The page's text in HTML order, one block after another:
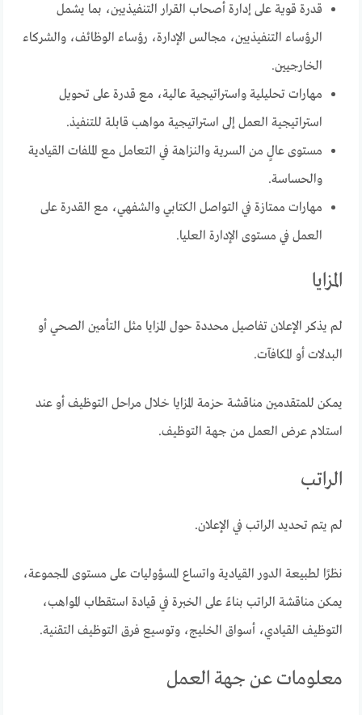
قدرة قوية على إدارة أصحاب القرار التنفيذيين، بما يشمل
الرؤساء التنفيذيين، مجالس الإدارة، رؤساء الوظائف، والشركاء
الخارجيين.
مهارات تحليلية واستراتيجية عالية، مع قدرة على تحويل
استراتيجية العمل إلى استراتيجية مواهب قابلة للتنفيذ.
مستوى عالٍ من السرية والنزاهة في التعامل مع الملفات القيادية
والحساسة.
مهارات ممتازة في التواصل الكتابي والشفهي، مع القدرة على
العمل في مستوى الإدارة العليا.
المزايا
لم يذكر الإعلان تفاصيل محددة حول المزايا مثل التأمين الصحي أو
البدلات أو المكافآت.
يمكن للمتقدمين مناقشة حزمة المزايا خلال مراحل التوظيف أو عند
استلام عرض العمل من جهة التوظيف.
الراتب
لم يتم تحديد الراتب في الإعلان.
نظرًا لطبيعة الدور القيادية واتساع المسؤوليات على مستوى المجموعة،
يمكن مناقشة الراتب بناءً على الخبرة في قيادة استقطاب المواهب،
التوظيف القيادي، أسواق الخليج، وتوسيع فرق التوظيف التقنية.
معلومات عن جهة العمل